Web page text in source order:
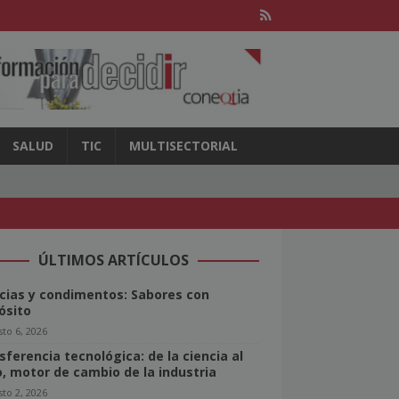
SALUD TIC MULTISECTORIAL
ÚLTIMOS ARTÍCULOS
y condimentos: Sabores con
6, 2026
tecnológica: de la ciencia al
motor de cambio de la industria
2, 2026